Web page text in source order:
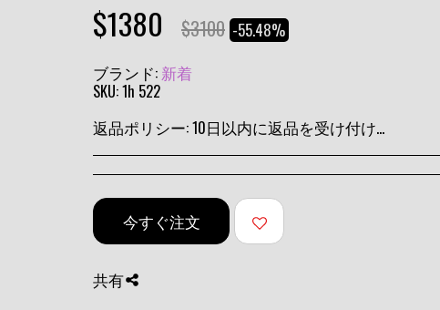
$1380 $3100 -55.48%
ブランド: 新着
SKU:1h 522
返品ポリシー:10日以内に返品を受け付けます
今すぐ注文
共有